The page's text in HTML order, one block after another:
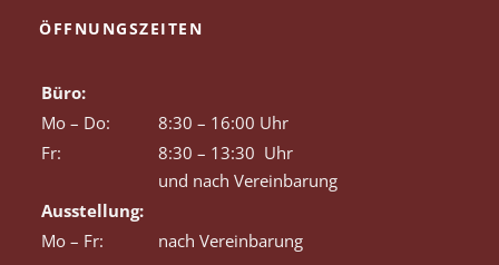
ÖFFNUNGSZEITEN
Büro:
Mo – Do:
8:30 – 16:00 Uhr
Fr:
8:30 – 13:30 Uhr
und nach Vereinbarung
Ausstellung:
Mo – Fr:
nach Vereinbarung